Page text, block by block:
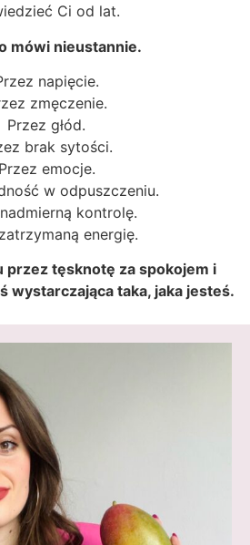
Ci od lat.
mówi nieustannie.
napięcie.
zmęczenie.
Przez głód.
brak sytości.
Przez emocje.
w odpuszczeniu.
kontrolę.
energię.
przez tęsknotę za spokojem i
wystarczająca taka, jaka jesteś.